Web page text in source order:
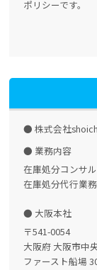
ポリシーです。
株式会社
業務内容
在庫処分コンサ
在庫処分代行業務
大阪本社
〒541-0054
大阪府 大阪市中
ファースト船場